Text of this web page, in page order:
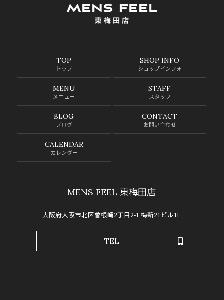
TOP
トップ
SHOP INFO
ショップインフォ
MENU
メニュー
STAFF
スタッフ
BLOG
ブログ
CONTACT
お問い合わせ
CALENDAR
カレンダー
MENS FEEL 東梅田店
大阪府大阪市北区曾根崎2丁目2-1 梅新21ビル1F
TEL